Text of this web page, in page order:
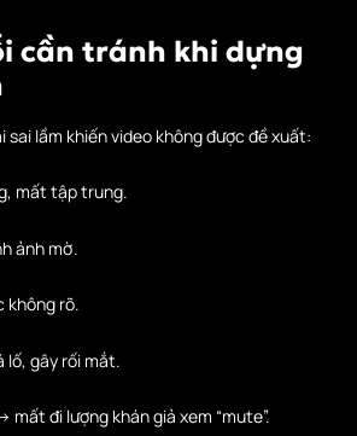
cần tránh khi dựng
sai lầm khiến video không được đề xuất:
mất tập trung.
ảnh mờ.
không rõ.
lố, gây rối mắt.
mất đi lượng khán giả xem “mute”.